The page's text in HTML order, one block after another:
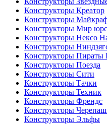
Конструкторы Креатор
Конструкторы
Конструкторы Мир
Конструкторы Нексо
Конструкторы
Конструкторы Пираты
Конструкторы Поезда
Конструкторы Сити
Конструкторы Тачки
Конструкторы Техник
Конструкторы Френдс
Конструкторы
Конструкторы Эльфы